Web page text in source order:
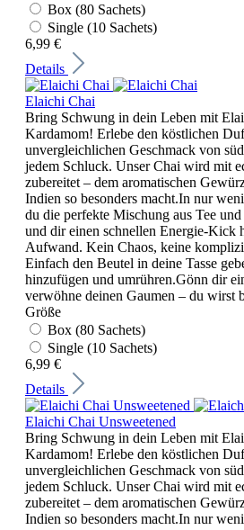
Box (80 Sachets)
Single (10 Sachets)
6,99 €
Details
Elaichi Chai
Bring Schwung in dein Leben mit
Kardamom! Erlebe den köstlichen
unvergleichlichen Geschmack von
jedem Schluck. Unser Chai wird mit
zubereitet – dem aromatischen
Indien so besonders macht.In nur
du die perfekte Mischung aus Tee
und dir einen schnellen Energie-Kick
Aufwand. Kein Chaos, keine
Einfach den Beutel in deine Tasse
hinzufügen und umrühren.Gönn dir
verwöhne deinen Gaumen – du wirst
Größe
Box (80 Sachets)
Single (10 Sachets)
6,99 €
Details
Elaichi Chai Unsweetened
Bring Schwung in dein Leben mit
Kardamom! Erlebe den köstlichen
unvergleichlichen Geschmack von
jedem Schluck. Unser Chai wird mit
zubereitet – dem aromatischen
Indien so besonders macht.In nur